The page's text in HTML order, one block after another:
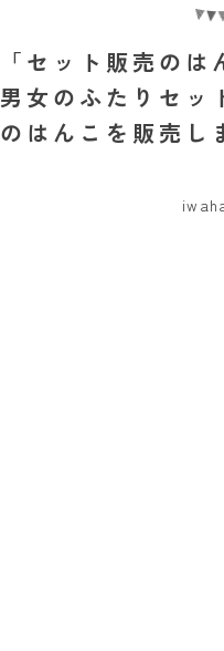
「セット販売のは
男女のふたりセッ
のはんこを販売し